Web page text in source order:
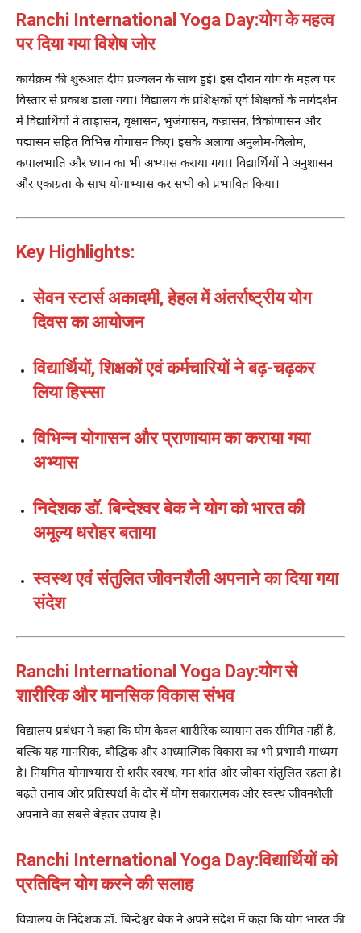
Ranchi International Yoga Day:योग के महत्व
पर दिया गया विशेष जोर
कार्यक्रम की शुरुआत दीप प्रज्वलन के साथ हुई। इस दौरान योग के महत्व पर
विस्तार से प्रकाश डाला गया। विद्यालय के प्रशिक्षकों एवं शिक्षकों के मार्गदर्शन
में विद्यार्थियों ने ताड़ासन, वृक्षासन, भुजंगासन, वज्रासन, त्रिकोणासन और
पद्मासन सहित विभिन्न योगासन किए। इसके अलावा अनुलोम-विलोम,
कपालभाति और ध्यान का भी अभ्यास कराया गया। विद्यार्थियों ने अनुशासन
और एकाग्रता के साथ योगाभ्यास कर सभी को प्रभावित किया।
Key Highlights:
सेवन स्टार्स अकादमी, हेहल में अंतर्राष्ट्रीय योग
दिवस का आयोजन
विद्यार्थियों, शिक्षकों एवं कर्मचारियों ने बढ़-चढ़कर
लिया हिस्सा
विभिन्न योगासन और प्राणायाम का कराया गया
अभ्यास
निदेशक डॉ. बिन्देश्वर बेक ने योग को भारत की
अमूल्य धरोहर बताया
स्वस्थ एवं संतुलित जीवनशैली अपनाने का दिया गया
संदेश
Ranchi International Yoga Day:योग से
शारीरिक और मानसिक विकास संभव
विद्यालय प्रबंधन ने कहा कि योग केवल शारीरिक व्यायाम तक सीमित नहीं है,
बल्कि यह मानसिक, बौद्धिक और आध्यात्मिक विकास का भी प्रभावी माध्यम
है। नियमित योगाभ्यास से शरीर स्वस्थ, मन शांत और जीवन संतुलित रहता है।
बढ़ते तनाव और प्रतिस्पर्धा के दौर में योग सकारात्मक और स्वस्थ जीवनशैली
अपनाने का सबसे बेहतर उपाय है।
Ranchi International Yoga Day:विद्यार्थियों को
प्रतिदिन योग करने की सलाह
विद्यालय के निदेशक डॉ. बिन्देश्वर बेक ने अपने संदेश में कहा कि योग भारत की